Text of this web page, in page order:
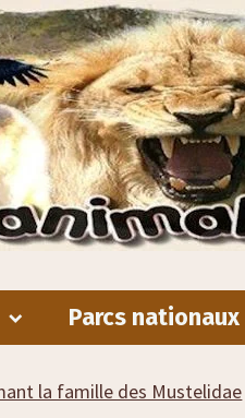
Parcs nationaux
la famille des Mustelidae